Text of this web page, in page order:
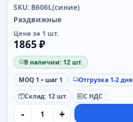
SKU: B606L(синие)
Раздвижные
Цена за 1 шт.
1865 ₽
В наличии: 12 шт.
MOQ 1 • шаг 1
Отгрузка 1-2 дня
Склад: 12 шт.
С НДС
- +